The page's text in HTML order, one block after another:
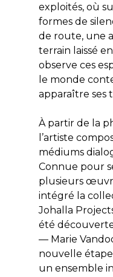
exploités, où
formes de
de route, une
terrain laissé
observe ces
le monde
apparaître ses
À partir de la
l’artiste
médiums
Connue pour
plusieurs
intégré la
Johalla
été
— Marie
nouvelle
un ensemble